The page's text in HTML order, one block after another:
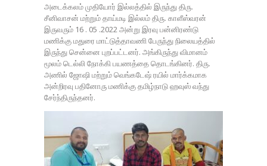
அடைக்கலம் முதியோர் இல்லத்தில் இருந்து திரு.
சீனிவாசன் மற்றும் தாய்மடி இல்லம் திரு. காளீஸ்வரன்
இருவரும் 16 . 05 .2022 அன்று இரவு பன்னிரண்டு
மணிக்கு மதுரை மாட்டுத்தாவணி பேருந்து நிலையத்தில்
இருந்து சென்னை புறப்பட்டனர். அங்கிருந்து விமானம்
மூலம் டெல்லி நோக்கி பயணத்தை தொடங்கினர். திரு.
அணில் ஜோஷி மற்றும் வெங்கடேஷ் ரயில் மார்க்கமாக
அன்றிரவு பதினோரு மணிக்கு தமிழ்நாடு ஹவுஸ் வந்து
சேர்ந்திருந்தனர்.